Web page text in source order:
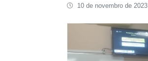
10 de novembro de 2023